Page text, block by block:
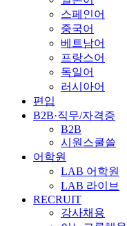
스페인어
중국어
베트남어
프랑스어
독일어
러시아어
편입
B2B·직무/자격증
B2B
시원스쿨쓸
어학원
LAB 어학원
LAB 라이브
RECRUIT
강사채용